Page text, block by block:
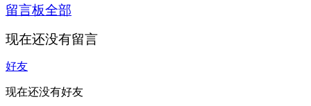
留言板全部
现在还没有留言
好友
现在还没有好友